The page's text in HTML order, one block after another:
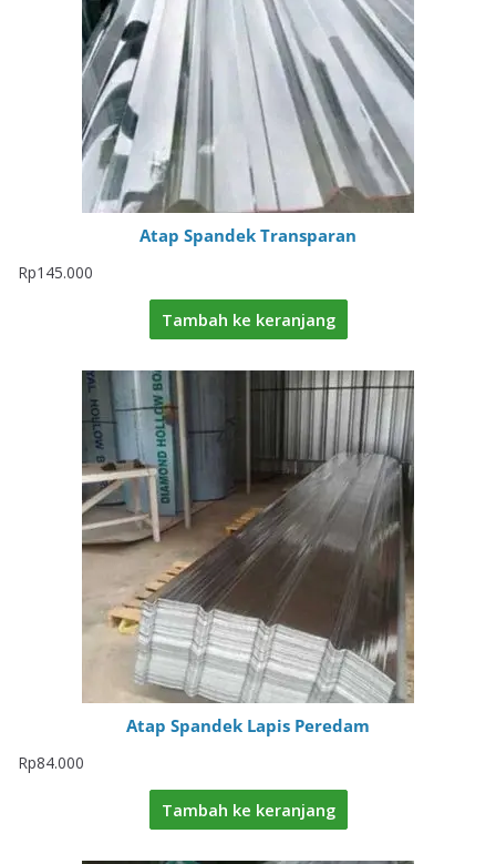
Atap Spandek Transparan
Rp145.000
Tambah ke keranjang
Atap Spandek Lapis Peredam
Rp84.000
Tambah ke keranjang